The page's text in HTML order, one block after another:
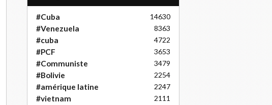
#Cuba 14630
#Venezuela 8363
#cuba 4722
#PCF 3653
#Communiste 3479
#Bolivie 2254
#amérique latine 2247
#vietnam 2111